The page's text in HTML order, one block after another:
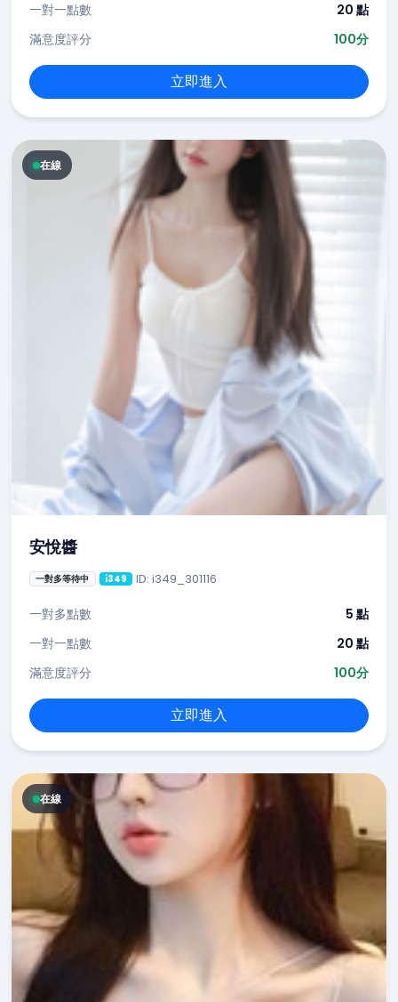
一對一點數
20 點
滿意度評分
100分
立即進入
在線
安悅醬
一對多等待中 i349 ID: i349_301116
一對多點數
5 點
一對一點數
20 點
滿意度評分
100分
立即進入
在線